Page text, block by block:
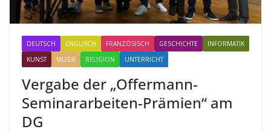
DEUTSCH ENGLISCH FRANZÖSISCH GESCHICHTE
INFORMATIK
KUNST
MUSIK RELIGION UNTERRICHT
Vergabe der „Offermann-
Seminararbeiten-Prämien“ am
DG